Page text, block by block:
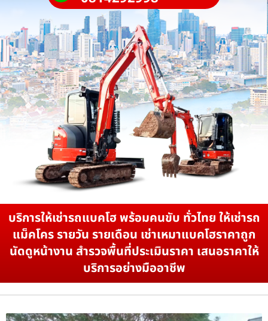
บริการให้เช่ารถแบคโฮ พร้อมคนขับ ทั่วไทย ให้เช่ารถ
แม็คโคร รายวัน รายเดือน เช่าเหมาแบคโฮราคาถูก
นัดดูหน้างาน สำรวจพื้นที่ประเมินราคา เสนอราคาให้
บริการอย่างมืออาชีพ